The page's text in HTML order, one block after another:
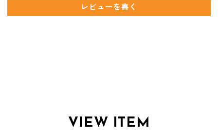
レビューを書く
VIEW ITEM